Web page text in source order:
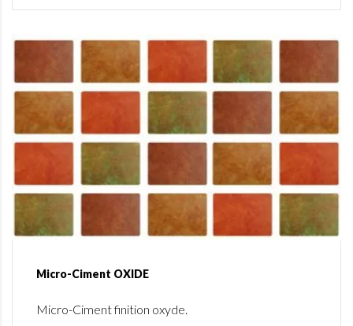
Micro-Ciment OXIDE
Micro-Ciment finition oxyde.